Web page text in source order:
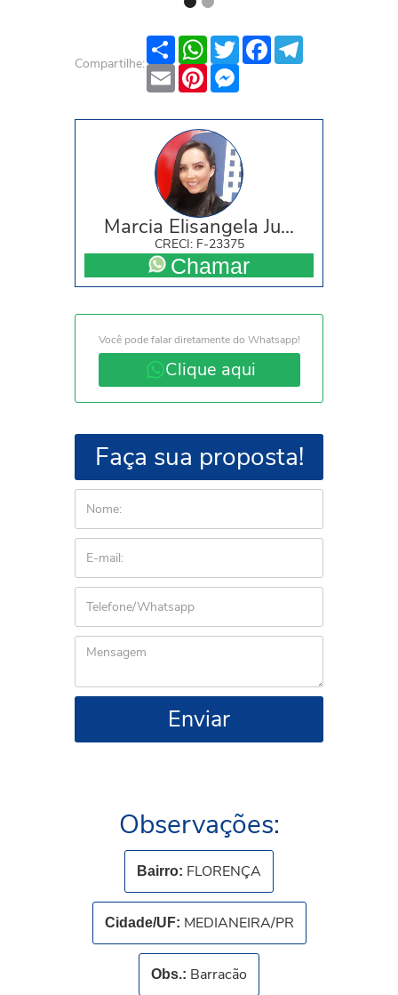
Compartilhe:
Share WhatsApp
TwitterFacebook
Email Pinterest
Marcia Elisangela Ju...
CRECI: F-23375
Chamar
Você pode falar diretamente do Whatsapp!
Clique aqui
Faça sua proposta!
Enviar
Observações:
Bairro: FLORENÇA
Cidade/UF: MEDIANEIRA/PR
Obs.: Barracão